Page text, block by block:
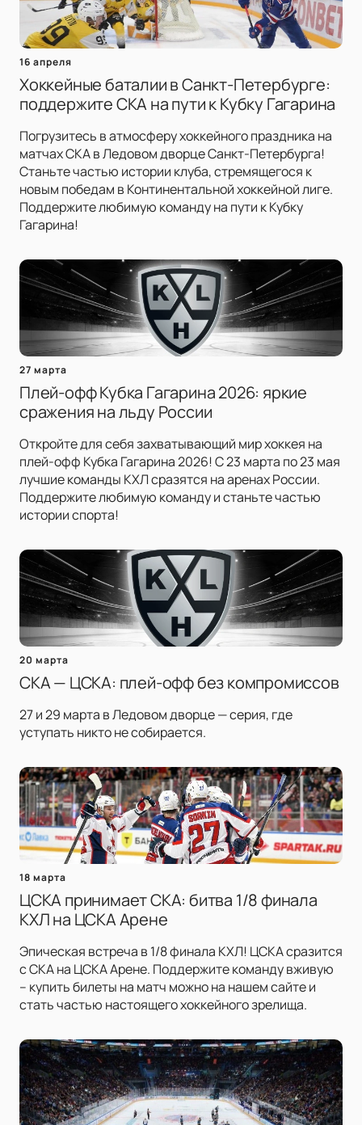
16 апреля
Хоккейные баталии в Санкт-Петербурге:
поддержите СКА на пути к Кубку Гагарина
Погрузитесь в атмосферу хоккейного праздника на
матчах СКА в Ледовом дворце Санкт-Петербурга!
Станьте частью истории клуба, стремящегося к
новым победам в Континентальной хоккейной лиге.
Поддержите любимую команду на пути к Кубку
Гагарина!
27 марта
Плей-офф Кубка Гагарина 2026: яркие
сражения на льду России
Откройте для себя захватывающий мир хоккея на
плей-офф Кубка Гагарина 2026! С 23 марта по 23 мая
лучшие команды КХЛ сразятся на аренах России.
Поддержите любимую команду и станьте частью
истории спорта!
20 марта
СКА — ЦСКА: плей-офф без компромиссов
27 и 29 марта в Ледовом дворце — серия, где
уступать никто не собирается.
18 марта
ЦСКА принимает СКА: битва 1/8 финала
КХЛ на ЦСКА Арене
Эпическая встреча в 1/8 финала КХЛ! ЦСКА сразится
с СКА на ЦСКА Арене. Поддержите команду вживую
– купить билеты на матч можно на нашем сайте и
стать частью настоящего хоккейного зрелища.